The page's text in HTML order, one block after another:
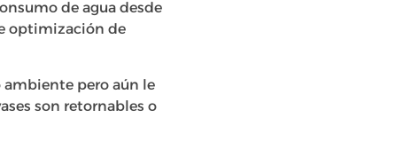
de agua desde
optimización de
ambiente pero aún le
son retornables o